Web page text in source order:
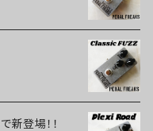
登場！！